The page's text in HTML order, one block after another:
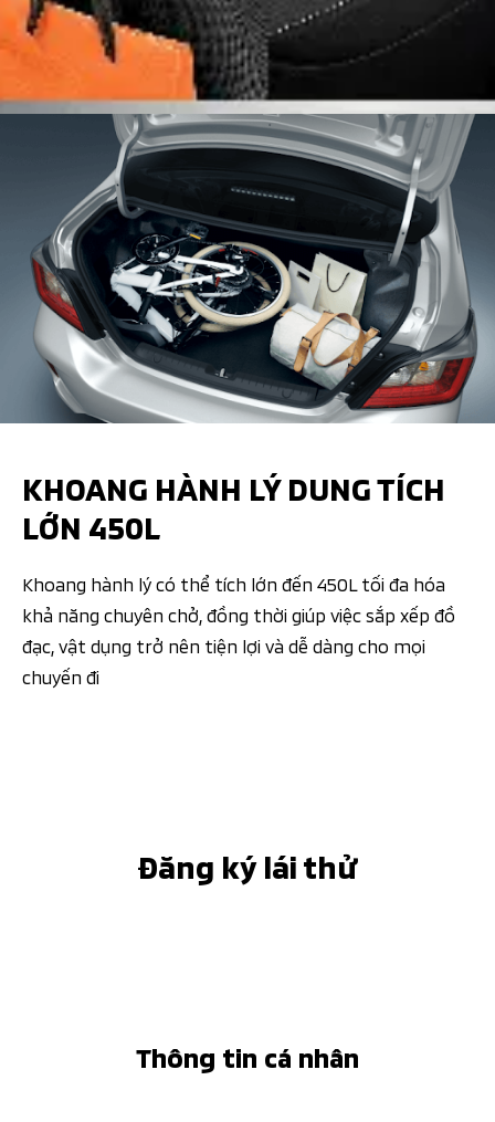
KHOANG HÀNH LÝ DUNG TÍCH
LỚN 450L
Khoang hành lý có thể tích lớn đến 450L tối đa hóa
khả năng chuyên chở, đồng thời giúp việc sắp xếp đồ
đạc, vật dụng trở nên tiện lợi và dễ dàng cho mọi
chuyến đi
Đăng ký lái thử
Thông tin cá nhân